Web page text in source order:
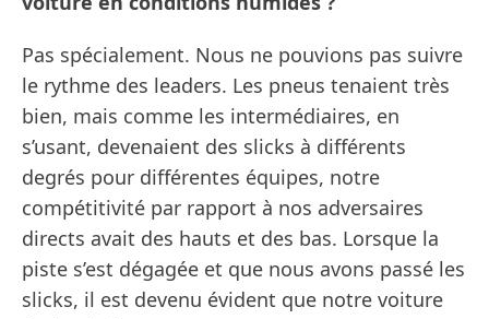
Pas spécialement. Nous ne pouvions pas suivre
le rythme des leaders. Les pneus tenaient très
bien, mais comme les intermédiaires, en
s’usant, devenaient des slicks à différents
degrés pour différentes équipes, notre
compétitivité par rapport à nos adversaires
directs avait des hauts et des bas. Lorsque la
piste s’est dégagée et que nous avons passé les
slicks, il est devenu évident que notre voiture